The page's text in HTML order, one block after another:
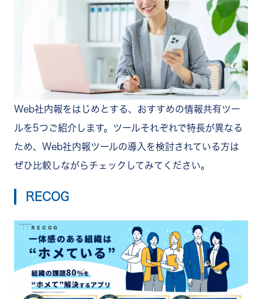
Web社内報をはじめとする、おすすめの情報共有ツー
ルを5つご紹介します。ツールそれぞれで特長が異なる
ため、Web社内報ツールの導入を検討されている方は
ぜひ比較しながらチェックしてみてください。
RECOG